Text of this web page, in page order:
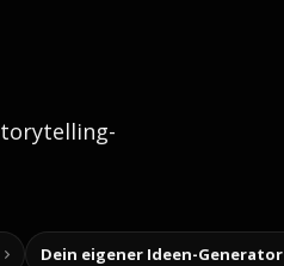
Dein eigener Ideen-Generator